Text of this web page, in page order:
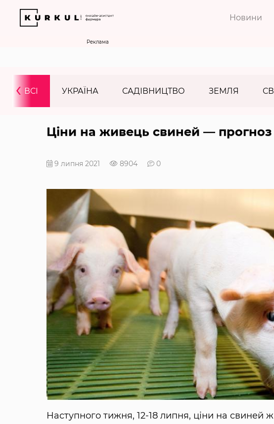
Новини
Реклама
ВСІ УКРАЇНА САДІВНИЦТВО ЗЕМЛЯ
‹
Ціни на живець свиней — прогноз
9 липня 2021 8904 0
Наступного тижня, 12-18 липня, ціни на свиней